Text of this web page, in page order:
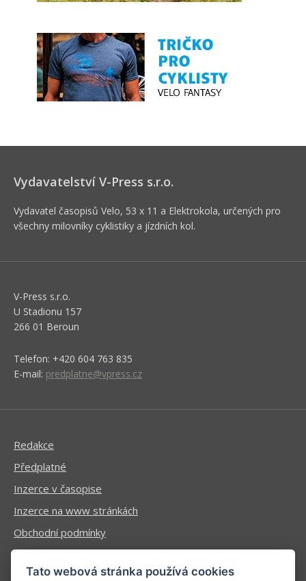
Vydavatelství V-Press s.r.o.
Vydavatel časopisů Velo, 53 x 11 a Elektrokola, určených pro
všechny milovníky cyklistiky a jízdních kol.
V-Press s.r.o.
U Stadionu 157
266 01 Beroun
Telefon: +420 604 763 835
E-mail: predplatne@vpress.cz
Redakce
Předplatné
Inzerce v časopise
Inzerce na www stránkách
Obchodní podmínky
Ochrana osobních údajů
Tato webová stránka používá cookies